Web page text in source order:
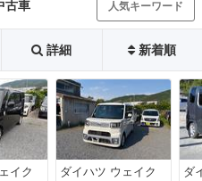
古車 人気キーワード
詳細 新着順
イク
ダイハツ ウェイク
ダ